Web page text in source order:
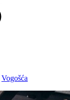
Vogošća